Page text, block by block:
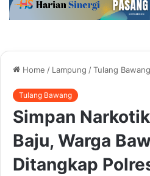
Home / Lampung /Tulang Bawang
Tulang Bawang
Simpan
Baju, Warga
Ditangkap